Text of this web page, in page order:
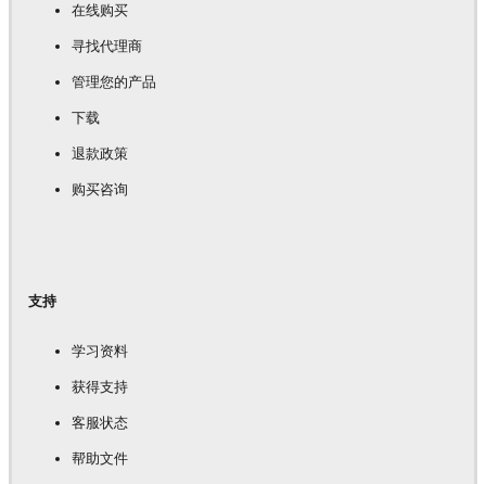
在线购买
寻找代理商
管理您的产品
下载
退款政策
购买咨询
支持
学习资料
获得支持
客服状态
帮助文件